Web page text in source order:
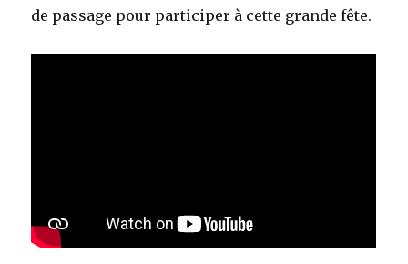
de passage pour participer à cette grande fête.